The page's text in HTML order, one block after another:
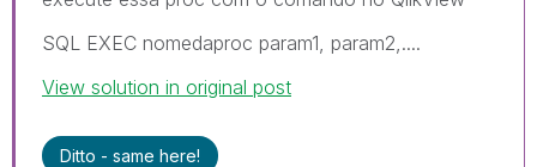
SQL EXEC nomedaproc param1, param2,....
View solution in original post
Ditto - same here!